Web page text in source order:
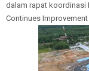
dalam rapat koordinasi
Continues